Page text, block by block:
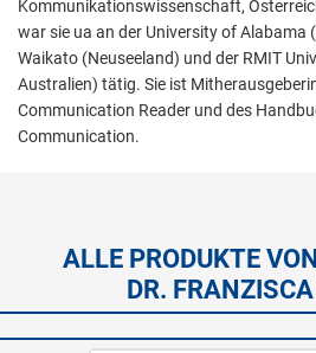
Kommunikationswissenschaft,
war sie ua an der University of Alabama
Waikato (Neuseeland) und der RMIT
Australien) tätig. Sie ist
Communication Reader und des
Communication.
ALLE PRODUKTE
DR.